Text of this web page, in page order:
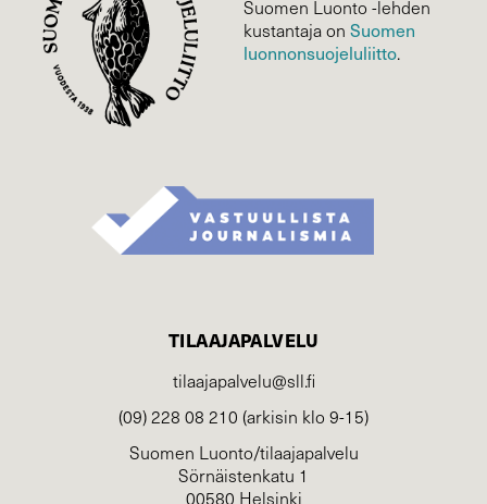
Suomen Luonto -lehden
kustantaja on Suomen
luonnonsuojelu­liitto.
TILAAJAPALVELU
tilaajapalvelu@sll.fi
(09) 228 08 210 (arkisin klo 9-15)
Suomen Luonto/tilaajapalvelu
Sörnäistenkatu 1
00580 Helsinki